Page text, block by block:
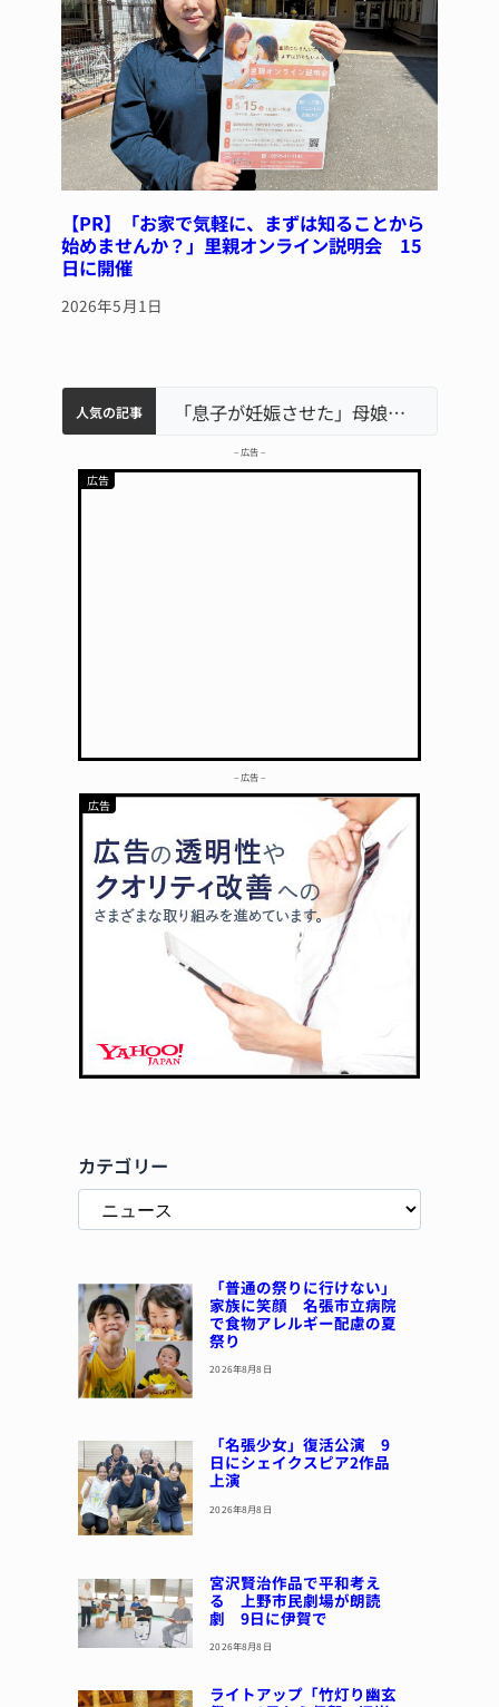
【PR】「お家で気軽に、まずは知ることから
始めませんか？」里親オンライン説明会 15
日に開催
2026年5月1日
人気の記事
名張市水道料金47％値上げへ 答申案、審議会で大筋まとまる
中学校の陶壁モニュメント 地元建設会社がボランティアで清掃 伊賀名張市立病院のDMAT、熊本地震の被災地へ 能登以来3回目の派遣 「息子が妊娠させた」母娘だまされ400万円詐欺被害 名張
– 広告 –
– 広告 –
カテゴリー
「普通の祭りに行けない」
家族に笑顔 名張市立病院
で食物アレルギー配慮の夏
祭り
2026年8月8日
「名張少女」復活公演 9
日にシェイクスピア2作品
上演
2026年8月8日
宮沢賢治作品で平和考え
る 上野市民劇場が朗読
劇 9日に伊賀で
2026年8月8日
ライトアップ「竹灯り幽玄